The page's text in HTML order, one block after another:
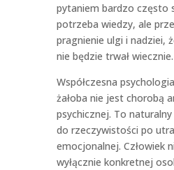
pytaniem bardzo często
potrzeba wiedzy, ale
pragnienie ulgi i nadziei,
nie będzie trwał wiecznie.
Współczesna
żałoba nie jest chorobą
psychicznej. To
do rzeczywistości po
emocjonalnej. Człowiek
wyłącznie konkretnej